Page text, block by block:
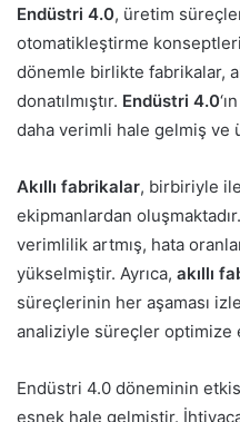
Endüstri 4.0, üretim
otomatikleştirme
dönemle birlikte fabrikalar,
donatılmıştır. Endüstri 4.0
daha verimli hale gelmiş ve
Akıllı fabrikalar, birbiriyle
ekipmanlardan
verimlilik artmış, hata
yükselmiştir. Ayrıca, akıllı
süreçlerinin her aşaması
analiziyle süreçler optimize
Endüstri 4.0 döneminin
esnek hale gelmiştir.